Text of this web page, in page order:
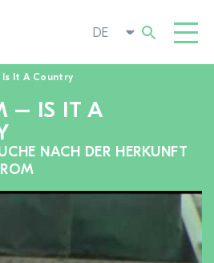
It A Country
– IS IT A
NACH DER HERKUNFT